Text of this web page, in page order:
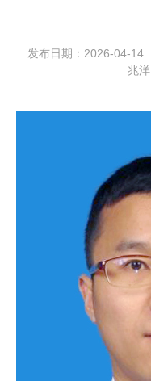
发布日期：2026-04-14
兆洋